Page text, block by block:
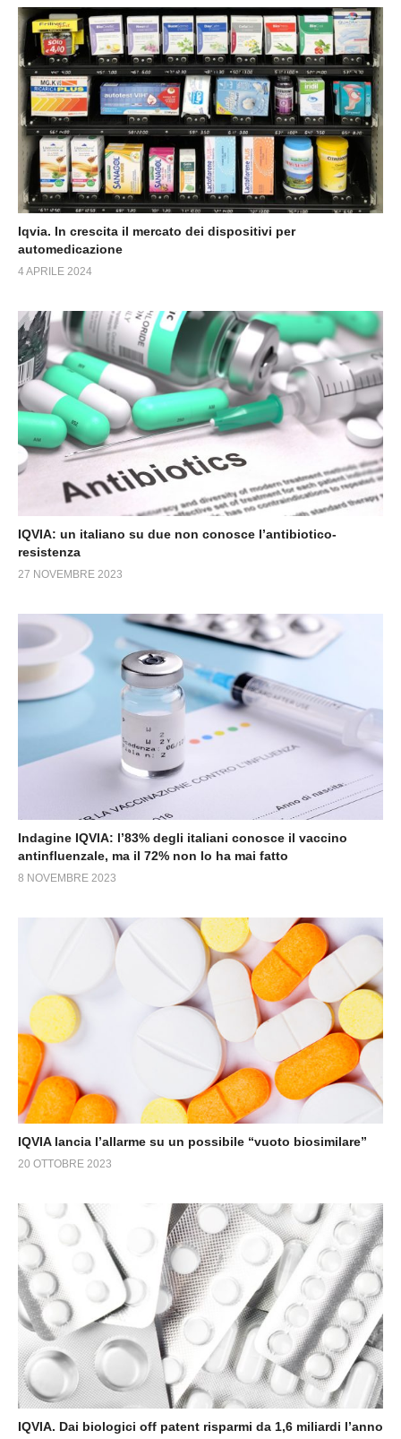
Iqvia. In crescita il mercato dei dispositivi per
automedicazione
4 APRILE 2024
IQVIA: un italiano su due non conosce l’antibiotico-
resistenza
27 NOVEMBRE 2023
Indagine IQVIA: l’83% degli italiani conosce il vaccino
antinfluenzale, ma il 72% non lo ha mai fatto
8 NOVEMBRE 2023
IQVIA lancia l’allarme su un possibile “vuoto biosimilare”
20 OTTOBRE 2023
IQVIA. Dai biologici off patent risparmi da 1,6 miliardi l’anno